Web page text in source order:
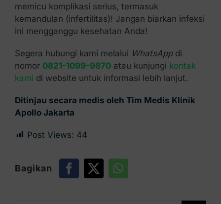
memicu komplikasi serius, termasuk
kemandulan (infertilitas)! Jangan biarkan infeksi
ini mengganggu kesehatan Anda!
Segera hubungi kami melalui WhatsAppdi
nomor 0821-1099-9870atau kunjungi kontak
kami di website untuk informasi lebih lanjut.
Ditinjau secara medis oleh Tim Medis Klinik
Apollo Jakarta
Post Views: 44
Bagikan